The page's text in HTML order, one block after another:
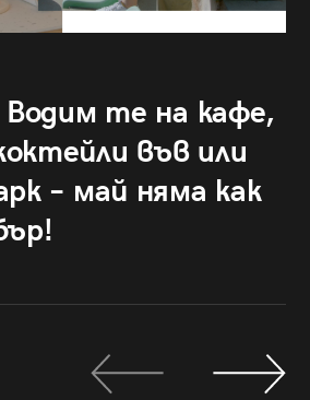
Водим те на кафе,
във или
– май няма как